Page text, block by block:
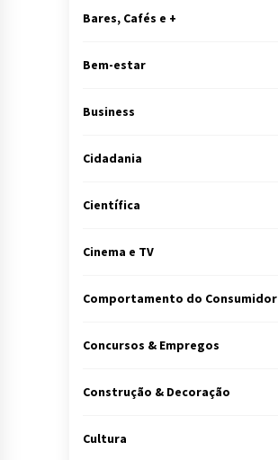
Bares, Cafés e +
Bem-estar
Business
Cidadania
Científica
Cinema e TV
Comportamento do Consumidor
Concursos & Empregos
Construção & Decoração
Cultura